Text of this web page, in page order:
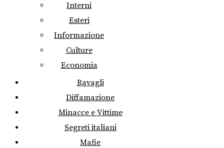
Interni
Esteri
Informazione
Culture
Economia
Bavagli
Diffamazione
Minacce e Vittime
Segreti italiani
Mafie